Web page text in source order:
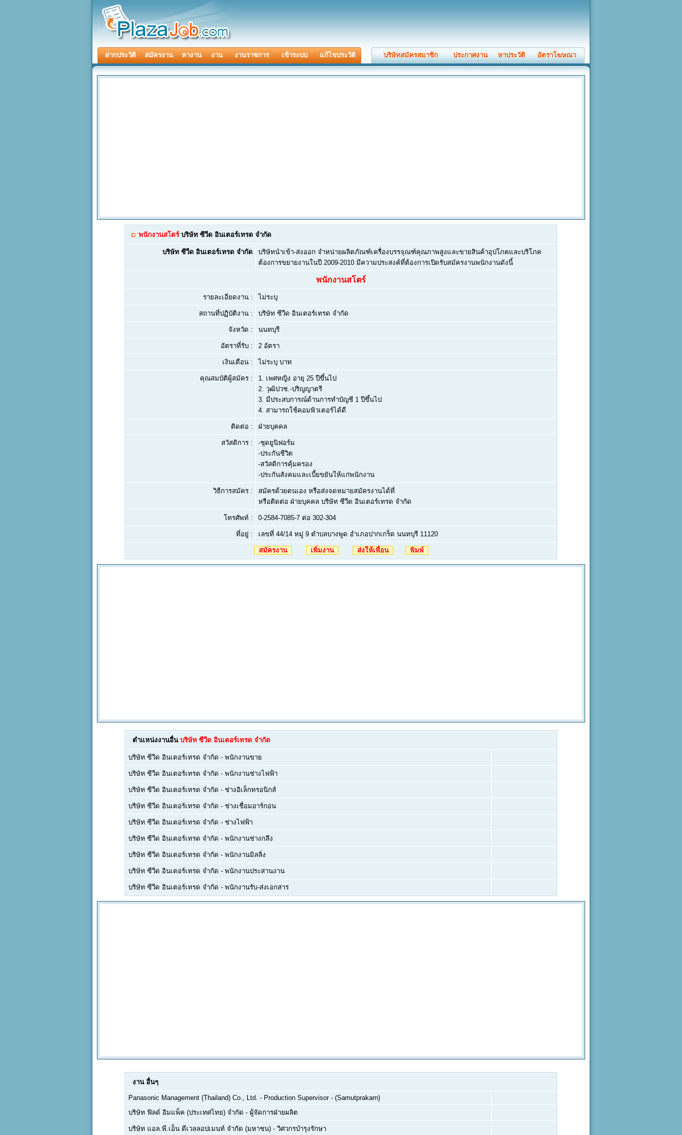
ฝากประวัติ สมัครงาน หางาน งาน งานราชการ เข้าระบบ แก้ไขประวัติ บริษัทสมัครสมาชิก ประกาศงาน หาประวัติ อัตราโฆษณา
พนักงานสโตร์บริษัท ซีวีด อินเตอร์เทรด จำกัด
บริษัท ซีวีด อินเตอร์เทรด จำกัด
บริษัทนำเข้า-ส่งออก จำหน่ายผลิตภัณฑ์เครื่องบรรจุณฑ์คุณภาพสูงและขายสินค้าอุปโภคและบริโภค
ต้องการขยายงานในปี 2009-2010 มีความประสงค์ที่ต้องการเปิดรับสมัครงานพนักงานดังนี้
พนักงานสโตร์
รายละเอียดงาน : ไม่ระบุ
สถานที่ปฏิบัติงาน : บริษัท ซีวีด อินเตอร์เทรด จำกัด
จังหวัด : นนทบุรี
อัตราที่รับ : 2 อัตรา
เงินเดือน : ไม่ระบุ บาท
คุณสมบัติผู้สมัคร : 1. เพศหญิง อายุ 25 ปีขึ้นไป
2. วุฒิปวช.-ปริญญาตรี
3. มีประสบการณ์ด้านการทำบัญชี 1 ปีขึ้นไป
4. สามารถใช้คอมพิวเตอร์ได้ดี
ติดต่อ : ฝ่ายบุคคล
สวัสดิการ :
-ชุดยูนิฟอร์ม
-ประกันชีวิต
-สวัสดิการคุ้มครอง
-ประกันสังคมและเบี้ยขยันให้แก่พนักงาน
วิธีการสมัคร :
สมัครด้วยตนเอง หรือส่งจดหมายสมัครงานได้ที่
หรือติดต่อ ฝ่ายบุคคล บริษัท ซีวีด อินเตอร์เทรด จำกัด
โทรศัพท์ : 0-2584-7085-7 ต่อ 302-304
ที่อยู่ : เลขที่ 44/14 หมู่ 9 ตำบลบางพูด อำเภอปากเกร็ด นนทบุรี 11120
สมัครงาน เพิ่มงาน ส่งให้เพื่อน พิมพ์
ตำแหน่งงานอื่น บริษัท ซีวีด อินเตอร์เทรด จำกัด
บริษัท ซีวีด อินเตอร์เทรด จำกัด - พนักงานขาย
บริษัท ซีวีด อินเตอร์เทรด จำกัด - พนักงานช่างไฟฟ้า
บริษัท ซีวีด อินเตอร์เทรด จำกัด - ช่างอิเล็กทรอนิกส์
บริษัท ซีวีด อินเตอร์เทรด จำกัด - ช่างเชื่อมอาร์กอน
บริษัท ซีวีด อินเตอร์เทรด จำกัด - ช่างไฟฟ้า
บริษัท ซีวีด อินเตอร์เทรด จำกัด - พนักงานช่างกลึง
บริษัท ซีวีด อินเตอร์เทรด จำกัด - พนักงานมิลลิ่ง
บริษัท ซีวีด อินเตอร์เทรด จำกัด - พนักงานประสานงาน
บริษัท ซีวีด อินเตอร์เทรด จำกัด - พนักงานรับ-ส่งเอกสาร
งาน อื่นๆ
Panasonic Management (Thailand) Co., Ltd. - Production Supervisor - (Samutprakarn)
บริษัท ฟิลด์ อิมแพ็ค (ประเทศไทย) จำกัด - ผู้จัดการฝ่ายผลิต
บริษัท แอล.พี.เอ็น ดีเวลลอปเมนท์ จำกัด (มหาชน) - วิศวกรบำรุงรักษา